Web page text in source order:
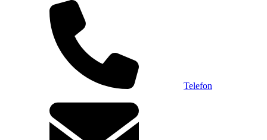
Telefon